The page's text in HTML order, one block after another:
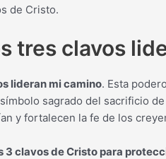
de Cristo.
tres clavos
lideran mi camino. Esta
sagrado del sacrificio
y fortalecen la fe de los
3 clavos de Cristo para